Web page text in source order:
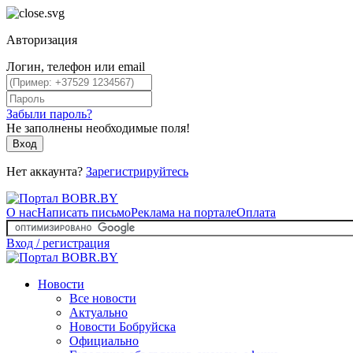
Авторизация
Логин, телефон или email
Забыли пароль?
Не заполнены необходимые поля!
Вход
Нет аккаунта? Зарегистрируйтесь
О насНаписать письмоРеклама на порталеОплата
Вход / регистрация
Новости
Все новости
Актуально
Новости Бобруйска
Официально